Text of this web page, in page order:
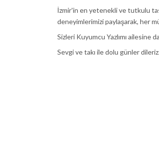
İzmir'in en yetenekli ve tutkulu
deneyimlerimizi paylaşarak, her
Sizleri Kuyumcu Yazlımı ailesine
Sevgi ve takı ile dolu günler